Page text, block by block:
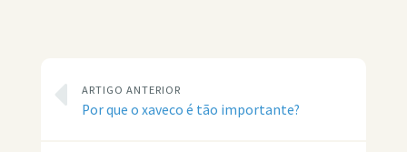
ARTIGO ANTERIOR
Por que o xaveco é tão importante?